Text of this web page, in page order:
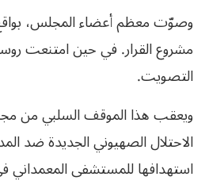
مشروع القرار. في حين امتنعت
التصويت.
ويعقب هذا الموقف السلبي من
الاحتلال الصهيوني الجديدة ضد
استهدافها للمستشفى المعمداني